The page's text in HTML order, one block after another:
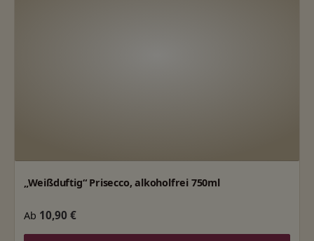
„Weißduftig“ Prisecco, alkoholfrei 750ml
Regulärer Preis:
Ab 10,90 €